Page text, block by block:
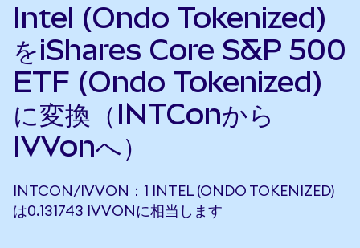
Intel (Ondo Tokenized)
をiShares Core S&P 500
ETF (Ondo Tokenized)
に変換（INTConから
IVVonへ）
INTCON/IVVON：1 INTEL (ONDO TOKENIZED)
は0.131743 IVVONに相当します